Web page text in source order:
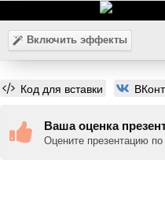
Включить эффекты
Код для вставки
Ваша оценка
Оцените презентацию